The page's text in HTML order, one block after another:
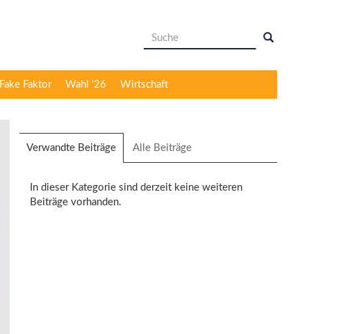
Suchformular
Fake Faktor Wahl '26 Wirtschaft
Verwandte Beiträge (aktiver
Reiter)
Alle Beiträge
In dieser Kategorie sind derzeit keine weiteren
Beiträge vorhanden.